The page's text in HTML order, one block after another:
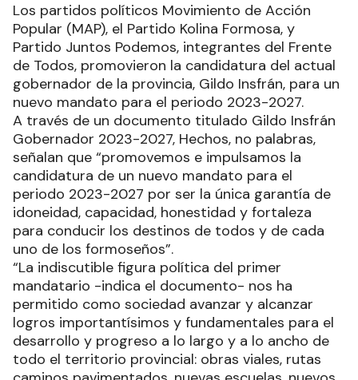
Los partidos políticos Movimiento de Acción
Popular (MAP), el Partido Kolina Formosa, y
Partido Juntos Podemos, integrantes del Frente
de Todos, promovieron la candidatura del actual
gobernador de la provincia, Gildo Insfrán, para un
nuevo mandato para el periodo 2023-2027.
A través de un documento titulado Gildo Insfrán
Gobernador 2023-2027, Hechos, no palabras,
señalan que “promovemos e impulsamos la
candidatura de un nuevo mandato para el
periodo 2023-2027 por ser la única garantía de
idoneidad, capacidad, honestidad y fortaleza
para conducir los destinos de todos y de cada
uno de los formoseños”.
“La indiscutible figura política del primer
mandatario -indica el documento- nos ha
permitido como sociedad avanzar y alcanzar
logros importantísimos y fundamentales para el
desarrollo y progreso a lo largo y a lo ancho de
todo el territorio provincial: obras viales, rutas